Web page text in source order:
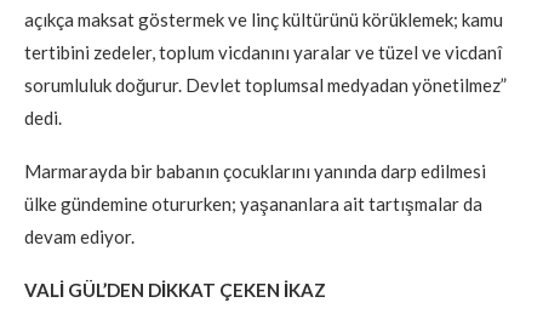
açıkça maksat göstermek ve linç kültürünü körüklemek; kamu
tertibini zedeler, toplum vicdanını yaralar ve tüzel ve vicdanî
sorumluluk doğurur. Devlet toplumsal medyadan yönetilmez”
dedi.
Marmarayda bir babanın çocuklarını yanında darp edilmesi
ülke gündemine otururken; yaşananlara ait tartışmalar da
devam ediyor.
VALİ GÜL’DEN DİKKAT ÇEKEN İKAZ